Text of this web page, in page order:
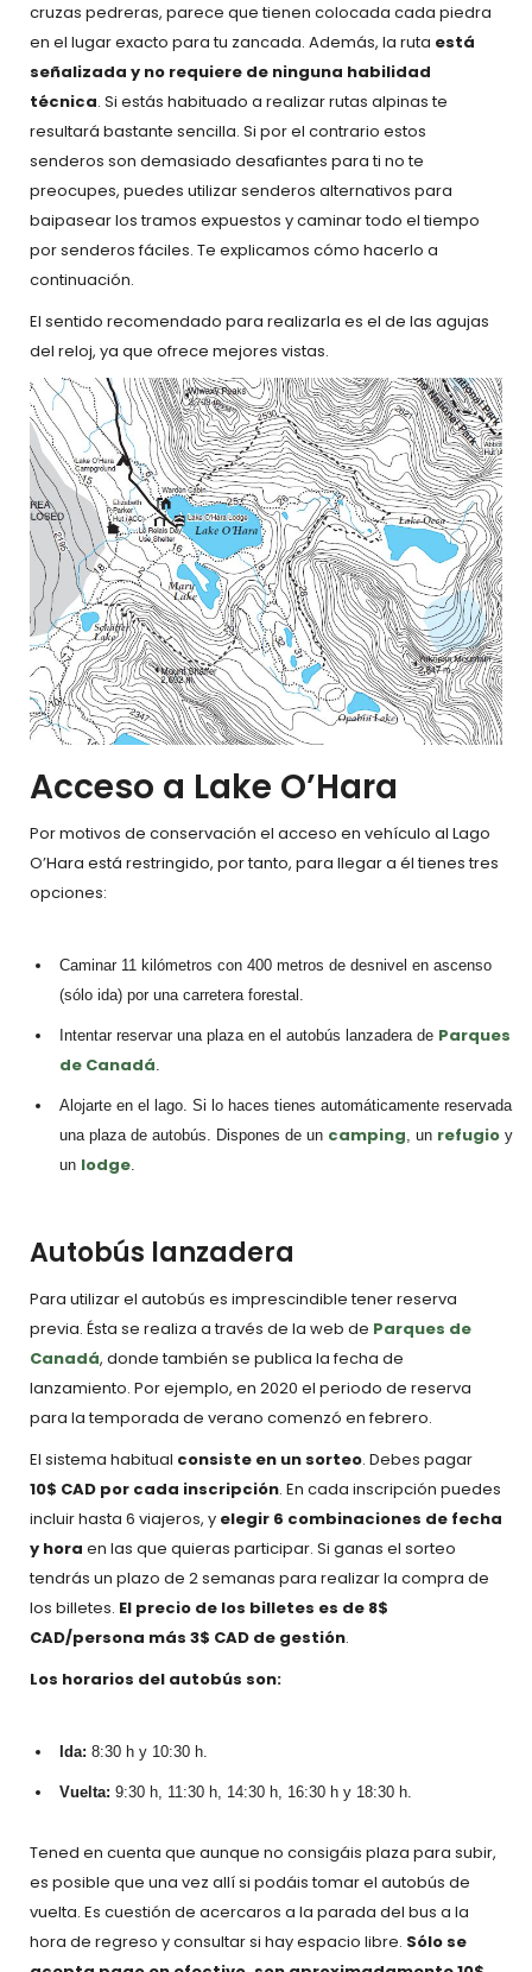
cruzas pedreras, parece que tienen colocada cada piedra
en el lugar exacto para tu zancada. Además, la ruta está
señalizada y no requiere de ninguna habilidad
técnica. Si estás habituado a realizar rutas alpinas te
resultará bastante sencilla. Si por el contrario estos
senderos son demasiado desafiantes para ti no te
preocupes, puedes utilizar senderos alternativos para
baipasear los tramos expuestos y caminar todo el tiempo
por senderos fáciles. Te explicamos cómo hacerlo a
continuación.
El sentido recomendado para realizarla es el de las agujas
del reloj, ya que ofrece mejores vistas.
Acceso a Lake O’Hara
Por motivos de conservación el acceso en vehículo al Lago
O’Hara está restringido, por tanto, para llegar a él tienes tres
opciones:
Caminar 11 kilómetros con 400 metros de desnivel en ascenso
(sólo ida) por una carretera forestal.
Intentar reservar una plaza en el autobús lanzadera de Parques
de Canadá
Alojarte en el lago. Si lo haces tienes automáticamente reservada
una plaza de autobús. Dispones de un camping , un refugio y
un lodge
Autobús lanzadera
Para utilizar el autobús es imprescindible tener reserva
previa. Ésta se realiza a través de la web de Parques de
Canadá, donde también se publica la fecha de
lanzamiento. Por ejemplo, en 2020 el periodo de reserva
para la temporada de verano comenzó en febrero.
El sistema habitual consiste en un sorteo. Debes pagar
10$ CAD por cada inscripción. En cada inscripción puedes
incluir hasta 6 viajeros, y elegir 6 combinaciones de fecha
y hora en las que quieras participar. Si ganas el sorteo
tendrás un plazo de 2 semanas para realizar la compra de
los billetes. El precio de los billetes es de 8$
CAD/persona más 3$ CAD de gestión.
Los horarios del autobús son:
Ida: 8:30 h y 10:30 h.
Vuelta: 9:30 h, 11:30 h, 14:30 h, 16:30 h y 18:30 h.
Tened en cuenta que aunque no consigáis plaza para subir,
es posible que una vez allí si podáis tomar el autobús de
vuelta. Es cuestión de acercaros a la parada del bus a la
hora de regreso y consultar si hay espacio libre. Sólo se